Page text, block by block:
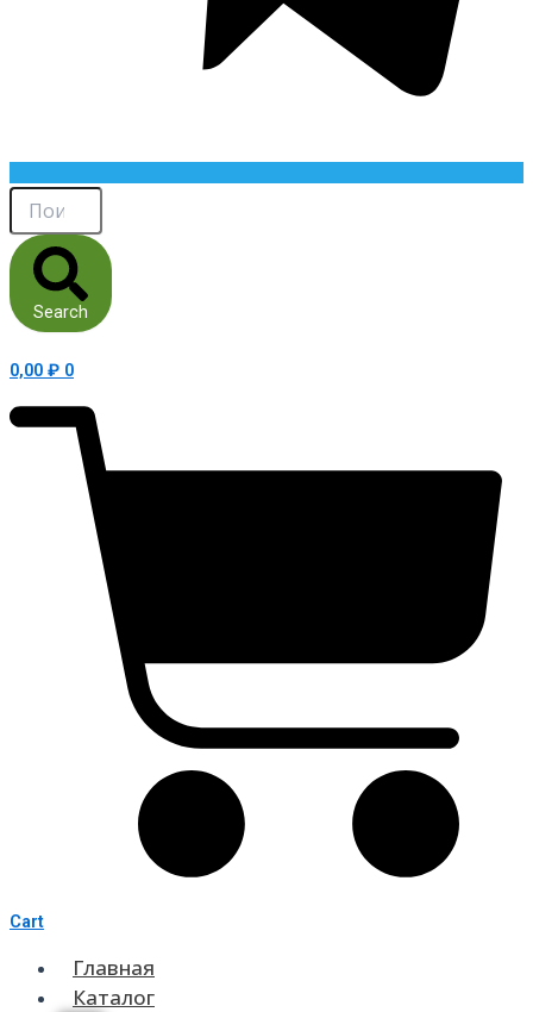
Search
0,00 ₽ 0
Cart
Главная
Каталог